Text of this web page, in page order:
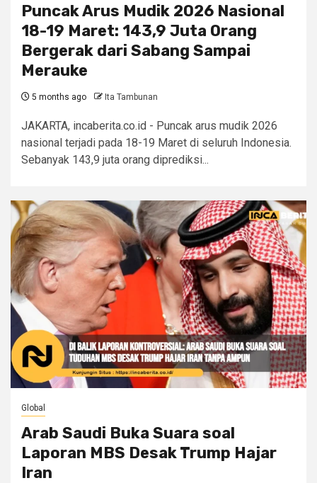
Puncak Arus Mudik 2026 Nasional
18-19 Maret: 143,9 Juta Orang
Bergerak dari Sabang Sampai
Merauke
5 months ago Ita Tambunan
JAKARTA, incaberita.co.id - Puncak arus mudik 2026
nasional terjadi pada 18-19 Maret di seluruh Indonesia.
Sebanyak 143,9 juta orang diprediksi...
Global
Arab Saudi Buka Suara soal
Laporan MBS Desak Trump Hajar
Iran